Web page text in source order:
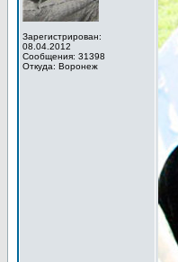
Зарегистрирован:
08.04.2012
Сообщения: 31398
Откуда: Воронеж